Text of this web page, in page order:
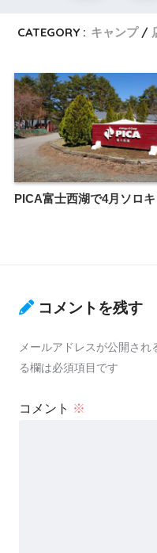
CATEGORY : キャンプ
PICA富士西湖で4月ソロ
コメントを残す
メールアドレスが公開され
る欄は必須項目です
コメント ※